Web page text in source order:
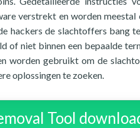
verstrekt en worden
hackers de slachtoffers bang
of niet binnen een bepaalde
worden gebruikt om de
oplossingen te zoeken.
Tool